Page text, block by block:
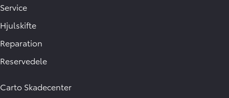
Service
Hjulskifte
Reparation
Reservedele
Carto Skadecenter